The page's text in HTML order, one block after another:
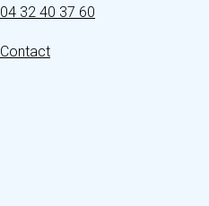
04 32 40 37 60
Contact